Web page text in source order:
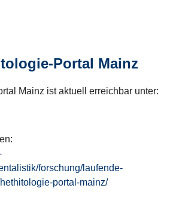
Portal Mainz
Mainz ist aktuell erreichbar unter:
forschung/laufende-
portal-mainz/